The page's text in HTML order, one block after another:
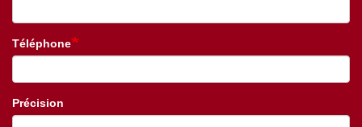
Téléphone
Précision